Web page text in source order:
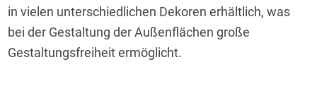
in vielen unterschiedlichen Dekoren erhältlich, was
bei der Gestaltung der Außenflächen große
Gestaltungsfreiheit ermöglicht.